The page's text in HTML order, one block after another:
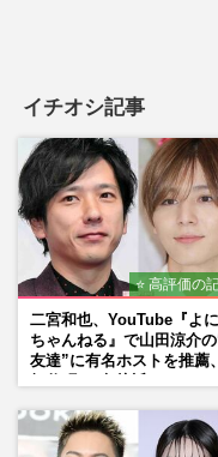
イチオシ記事
⭐ 高評価の
二宮和也、YouTube『よ
ちゃんねる』で山田涼介
友達”に有名ホストを推薦